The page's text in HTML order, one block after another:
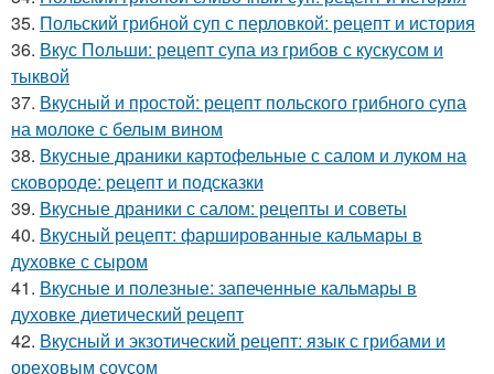
35. Польский грибной суп с перловкой: рецепт и история
36. Вкус Польши: рецепт супа из грибов с кускусом и
тыквой
37. Вкусный и простой: рецепт польского грибного супа
на молоке с белым вином
38. Вкусные драники картофельные с салом и луком на
сковороде: рецепт и подсказки
39. Вкусные драники с салом: рецепты и советы
40. Вкусный рецепт: фаршированные кальмары в
духовке с сыром
41. Вкусные и полезные: запеченные кальмары в
духовке диетический рецепт
42. Вкусный и экзотический рецепт: язык с грибами и
ореховым соусом